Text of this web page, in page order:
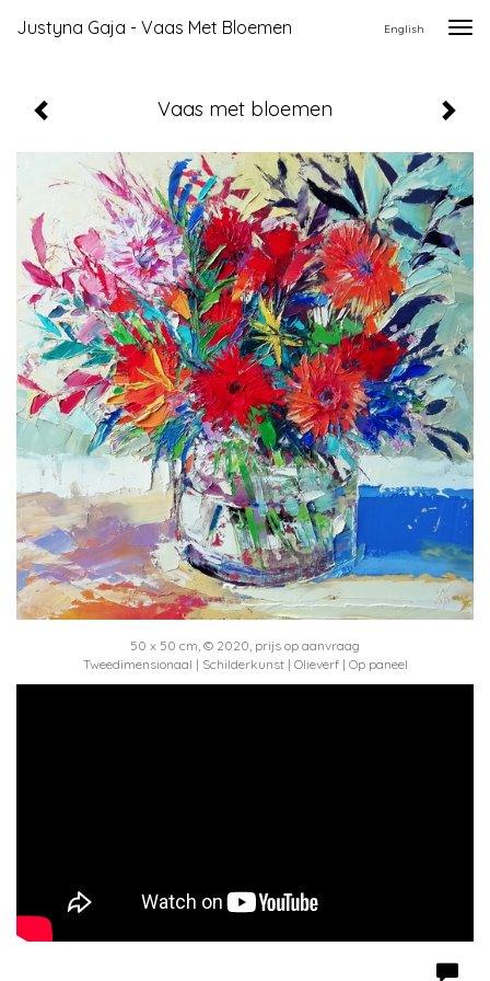
Justyna Gaja - Vaas Met Bloemen English
Vaas met bloemen
50 x 50 cm, © 2020, prijs op aanvraag
Tweedimensionaal | Schilderkunst | Olieverf | Op paneel